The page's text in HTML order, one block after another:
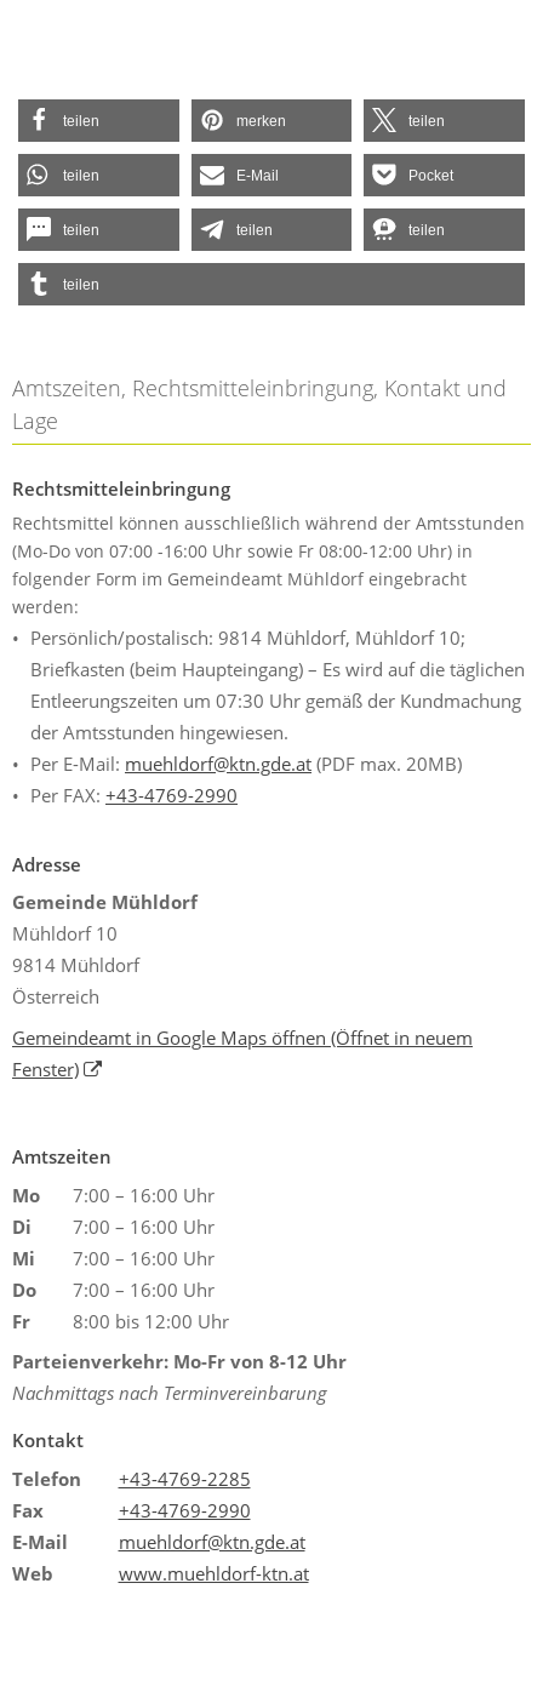
teilen merken teilen
teilen E-Mail Pocket
teilen teilen teilen
teilen
Amtszeiten, Rechtsmitteleinbringung, Kontakt und
Lage
Rechtsmitteleinbringung
Rechtsmittel können ausschließlich während der Amtsstunden
(Mo-Do von 07:00 -16:00 Uhr sowie Fr 08:00-12:00 Uhr) in
folgender Form im Gemeindeamt Mühldorf eingebracht
werden:
Persönlich/postalisch: 9814 Mühldorf, Mühldorf 10;
Briefkasten (beim Haupteingang) – Es wird auf die täglichen
Entleerungszeiten um 07:30 Uhr gemäß der Kundmachung
der Amtsstunden hingewiesen.
Per E-Mail: muehldorf@ktn.gde.at (PDF max. 20MB)
Per FAX: +43-4769-2990
Adresse
Gemeinde Mühldorf
Mühldorf 10
9814 Mühldorf
Österreich
Gemeindeamt in Google Maps öffnen (Öffnet in neuem
Fenster)
Amtszeiten
Mo
7:00 – 16:00 Uhr
Di
7:00 – 16:00 Uhr
Mi
7:00 – 16:00 Uhr
Do
7:00 – 16:00 Uhr
Fr
8:00 bis 12:00 Uhr
Parteienverkehr: Mo-Fr von 8-12 Uhr
Nachmittags nach Terminvereinbarung
Kontakt
Telefon
+43-4769-2285
Fax
+43-4769-2990
E-Mail
muehldorf@ktn.gde.at
Web
www.muehldorf-ktn.at